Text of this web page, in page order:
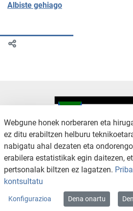
Albiste gehiago
KONTAKTUA
SALAKETA KANALA
Copyright © 2026 / Excmo. arratzua |
Webgune honek norberaren eta
ez ditu erabiltzen helburu
nabigatu ahal dezaten eta
erabilera estatistikak egin daitezen,
pertsonalak biltzen ez lagatzen.
kontsultatu
Konfigurazioa Dena onartu